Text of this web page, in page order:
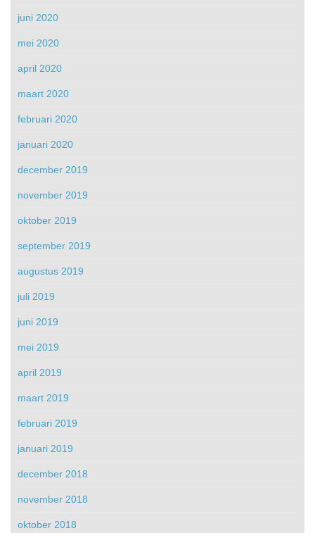
juni 2020
mei 2020
april 2020
maart 2020
februari 2020
januari 2020
december 2019
november 2019
oktober 2019
september 2019
augustus 2019
juli 2019
juni 2019
mei 2019
april 2019
maart 2019
februari 2019
januari 2019
december 2018
november 2018
oktober 2018